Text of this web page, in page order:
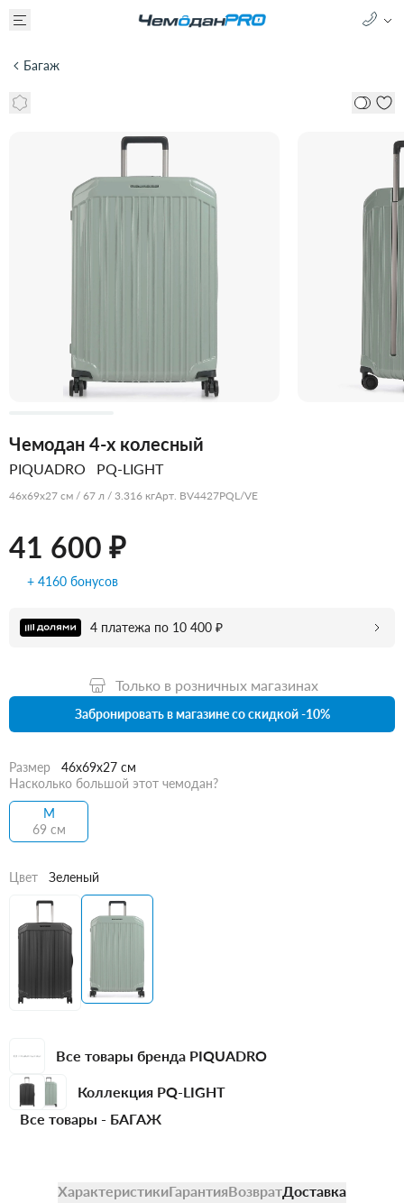
Багаж
Чемодан 4-х колесный
PIQUADRO PQ-LIGHT
46x69x27 см / 67 л / 3.316 кгАрт. BV4427PQL/VE
41 600 ₽
+ 4160 бонусов
4 платежа по 10 400 ₽
Только в розничных магазинах
Забронировать в магазине со скидкой -10%
Размер
46x69x27 см
Насколько большой этот чемодан?
M
69 см
Цвет Зеленый
Все товары бренда PIQUADRO
Коллекция PQ-LIGHT
Все товары - БАГАЖ
ХарактеристикиГарантияВозвратДоставка